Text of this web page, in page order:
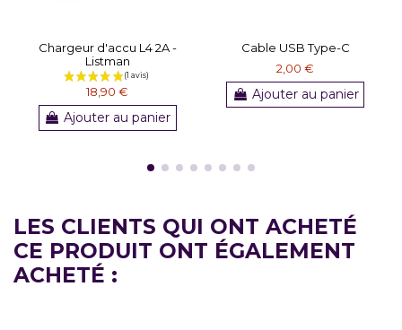
Chargeur d'accu L4 2A -
Listman
18,90 €
Ajouter au panier
Cable USB Type-C
2,00 €
Ajouter au panier
LES CLIENTS QUI ONT ACHETÉ
CE PRODUIT ONT ÉGALEMENT
ACHETÉ :